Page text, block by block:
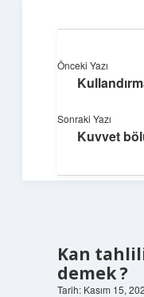
Hayatına
Kan
demek ?
Tarih: Kasım 15,
Önceki Yazı
Sonraki Yazı
Kuvvet